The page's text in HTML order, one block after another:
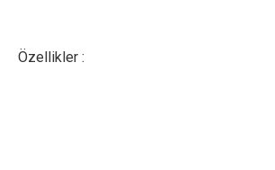
Özellikler :